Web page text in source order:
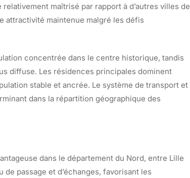
maîtrisé par rapport à d’autres villes de
attractivité maintenue malgré les défis
concentrée dans le centre historique, tandis
diffuse. Les résidences principales dominent
stable et ancrée. Le système de transport et
dans la répartition géographique des
dans le département du Nord, entre Lille
passage et d’échanges, favorisant les